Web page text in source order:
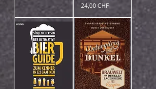
Preis
24,00 CHF